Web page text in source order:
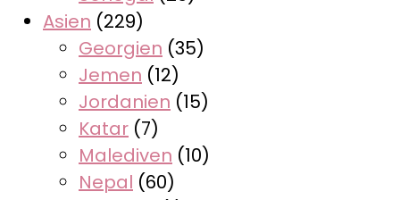
Asien (229)
Georgien (35)
Jemen (12)
Jordanien (15)
Katar (7)
Malediven (10)
Nepal (60)